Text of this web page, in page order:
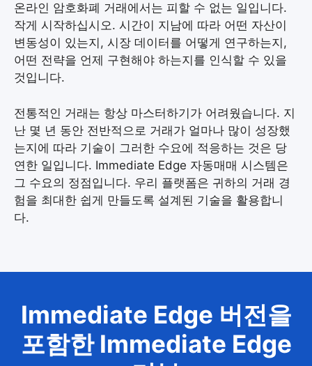
온라인 암호화폐 거래에서는 피할 수 없는 일입니다.
작게 시작하십시오. 시간이 지남에 따라 어떤 자산이
변동성이 있는지, 시장 데이터를 어떻게 연구하는지,
어떤 전략을 언제 구현해야 하는지를 인식할 수 있을
것입니다.
전통적인 거래는 항상 마스터하기가 어려웠습니다. 지
난 몇 년 동안 전반적으로 거래가 얼마나 많이 성장했
는지에 따라 기술이 그러한 수요에 적응하는 것은 당
연한 일입니다. Immediate Edge 자동매매 시스템은
그 수요의 정점입니다. 우리 플랫폼은 귀하의 거래 경
험을 최대한 쉽게 만들도록 설계된 기술을 활용합니
다.
Immediate Edge 버전을
포함한 Immediate Edge